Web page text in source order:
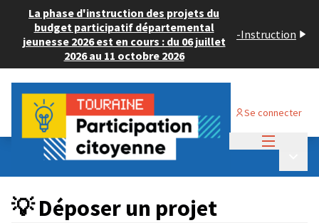
La phase d'instruction des projets du
budget participatif départemental
jeunesse 2026 est en cours : du 06 juillet
2026 au 11 octobre 2026
-Instruction
Se connecter
Budget Participatif ADULTE 2024
💡 Déposer un projet
💡 Déposer un projet